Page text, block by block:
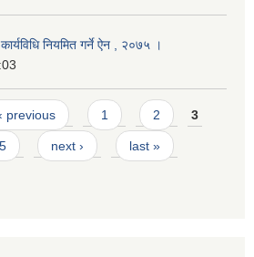
नियमित गर्ने ऐन , २०७५ ।
previous 1 2 3
5 next › last »